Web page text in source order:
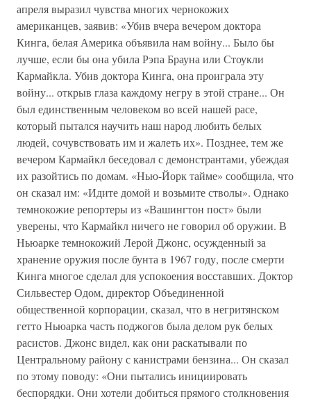
апреля выразил чувства многих чернокожих
американцев, заявив: «Убив вчера вечером доктора
Кинга, белая Америка объявила нам войну... Было бы
лучше, если бы она убила Рэпа Брауна или Стоукли
Кармайкла. Убив доктора Кинга, она проиграла эту
войну... открыв глаза каждому негру в этой стране... Он
был единственным человеком во всей нашей расе,
который пытался научить наш народ любить белых
людей, сочувствовать им и жалеть их». Позднее, тем же
вечером Кармайкл беседовал с демонстрантами, убеждая
их разойтись по домам. «Нью-Йорк тайме» сообщила, что
он сказал им: «Идите домой и возьмите стволы». Однако
темнокожие репортеры из «Вашингтон пост» были
уверены, что Кармайкл ничего не говорил об оружии. В
Ньюарке темнокожий Лерой Джонс, осужденный за
хранение оружия после бунта в 1967 году, после смерти
Кинга многое сделал для успокоения восставших. Доктор
Сильвестер Одом, директор Объединенной
общественной корпорации, сказал, что в негритянском
гетто Ньюарка часть поджогов была делом рук белых
расистов. Джонс видел, как они раскатывали по
Центральному району с канистрами бензина... Он сказал
по этому поводу: «Они пытались инициировать
беспорядки. Они хотели добиться прямого столкновения